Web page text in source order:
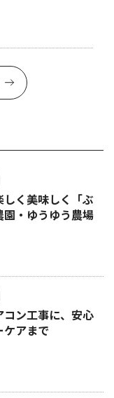
く美味しく「ぶ
・ゆうゆう農場
ン工事に、安心
アまで